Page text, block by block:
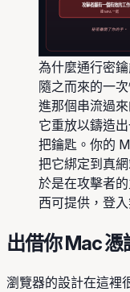
攻擊者握有一個有效的工
連 MFA 一起
秘密離開了你的手。
為什麼通行密
隨之而來的一
進那個串流過
它重放以鑄造
把鑰匙。你的
把它綁定到真
於是在攻擊者
西可提供，登
出借你 Mac 憑
瀏覽器的設計在這裡